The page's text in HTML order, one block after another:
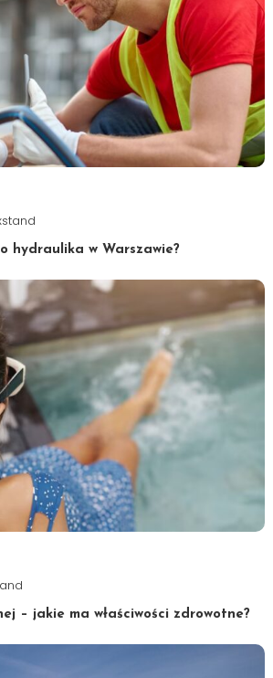
hydraulika w Warszawie?
– jakie ma właściwości zdrowotne?